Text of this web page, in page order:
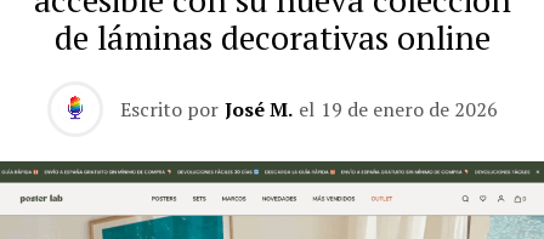
de láminas decorativas online
Escrito por José M. el 19 de enero de 2026